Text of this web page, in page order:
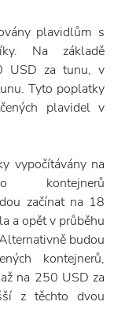
plavidlům s
Na základě
USD za tunu, v
Tyto poplatky
plavidel v
vypočítávány na
začínat na 18
a opět v průběhu
budou
kontejnerů,
na 250 USD za
z těchto dvou